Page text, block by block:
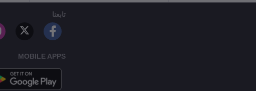
تابعنا
MOBILE APPS